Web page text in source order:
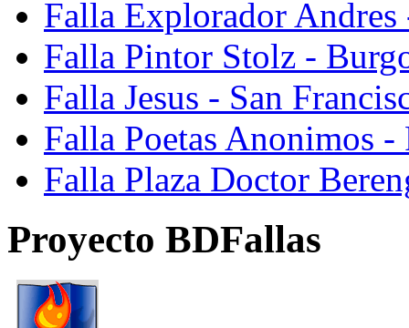
Falla Explorador Andres
Falla Pintor Stolz -
Falla Jesus - San
Falla Poetas Anonimos
Falla Plaza Doctor
Proyecto BDFallas